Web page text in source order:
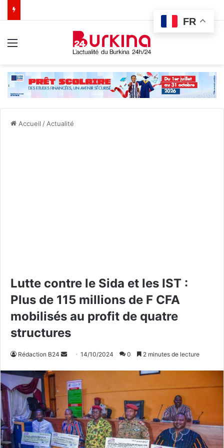
Accueil / Actualité
Lutte contre le Sida et les IST :
Plus de 115 millions de F CFA
mobilisés au profit de quatre
structures
Rédaction B24
o
y
e
r
u
14/10/2024 0 2 minutes de lecture
FR